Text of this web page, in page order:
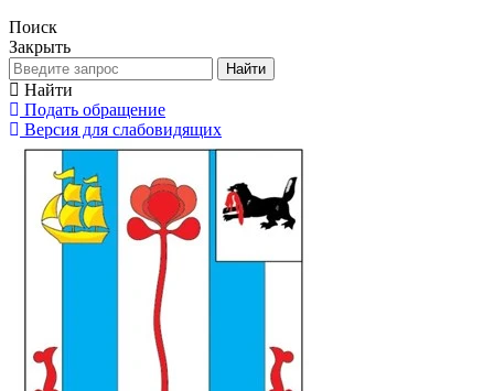
Поиск
Закрыть
Найти
Найти
Подать обращение
Версия для слабовидящих